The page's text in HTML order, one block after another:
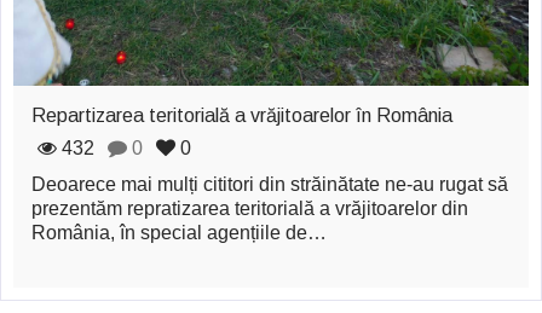
din Siracusa
(Silcilia)
Uimitoarea viaţă a
Teresei Neumann
Derba, un oraş
misterios vizitat şi
Repartizarea teritorială a vrăjitoarelor în România
432
0
0
Deoarece mai mulți cititori din străinătate ne-au rugat să
prezentăm repratizarea teritorială a vrăjitoarelor din
România, în special agențiile de…